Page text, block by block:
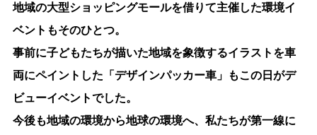
地域の大型ショッピングモールを借りて主催した環境イ
ベントもそのひとつ。
事前に子どもたちが描いた地域を象徴するイラストを車
両にペイントした「デザインパッカー車」もこの日がデ
ビューイベントでした。
今後も地域の環境から地球の環境へ、私たちが第一線に